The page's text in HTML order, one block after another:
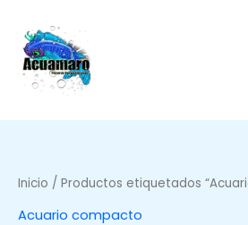
contenido
Inicio / Productos etiquetados
Acuario compacto